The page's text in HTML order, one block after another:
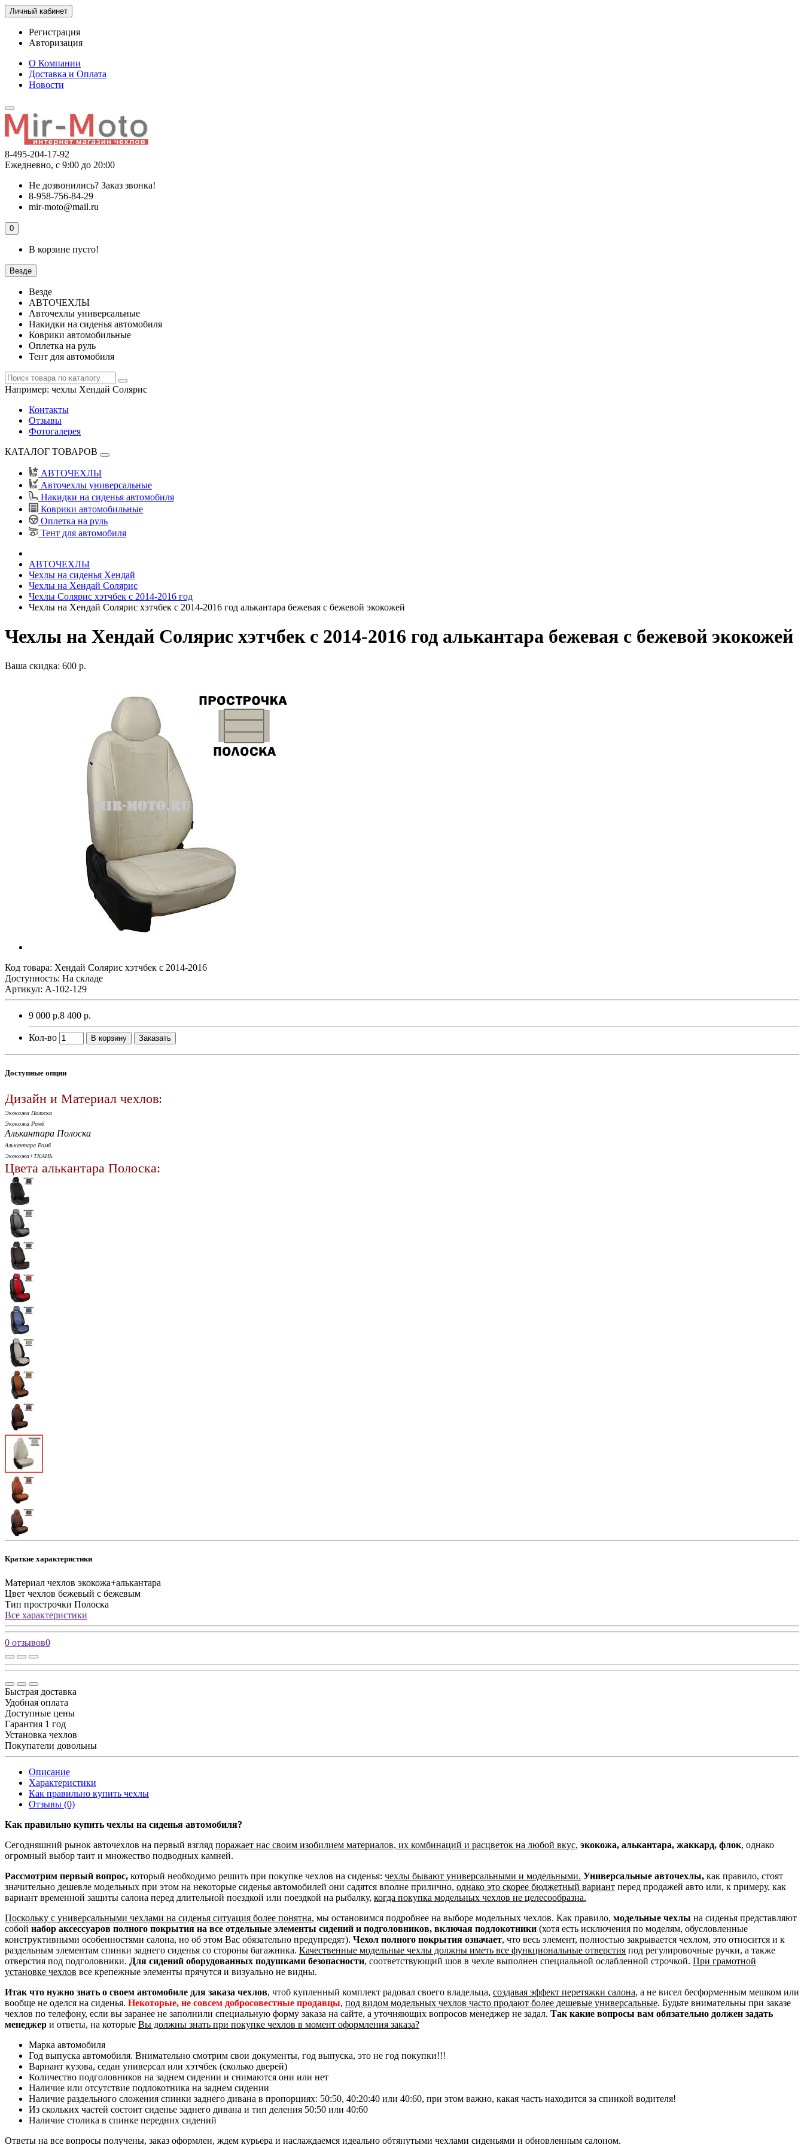
Личный кабинет
Регистрация
Авторизация
О Компании
Доставка и Оплата
Новости
8-495-204-17-92
Ежедневно, с 9:00 до 20:00
Не дозвонились? Заказ звонка!
8-958-756-84-29
mir-moto@mail.ru
0
В корзине пусто!
Везде
Везде
АВТОЧЕХЛЫ
Авточехлы универсальные
Накидки на сиденья автомобиля
Коврики автомобильные
Оплетка на руль
Тент для автомобиля
Например: чехлы Хендай Солярис
Контакты
Отзывы
Фотогалерея
КАТАЛОГ ТОВАРОВ
АВТОЧЕХЛЫ
Авточехлы универсальные
Накидки на сиденья автомобиля
Коврики автомобильные
Оплетка на руль
Тент для автомобиля
АВТОЧЕХЛЫ
Чехлы на сиденья Хендай
Чехлы на Хендай Солярис
Чехлы Солярис хэтчбек с 2014-2016 год
Чехлы на Хендай Солярис хэтчбек с 2014-2016 год алькантара бежевая с бежевой экокожей
Чехлы на Хендай Солярис хэтчбек с 2014-2016 год алькантара бежевая с бежевой экокожей
Ваша скидка: 600 р.
Код товара: Хендай Солярис хэтчбек с 2014-2016
Доступность: На складе
Артикул: A-102-129
9 000 р.8 400 р.
Кол-во В корзину Заказать
Доступные опции
Дизайн и Материал чехлов:
Экокожа Полоска
Экокожа Ромб
Алькантара Полоска
Алькантара Ромб
Экокожа+ТКАНЬ
Цвета алькантара Полоска:
Краткие характеристики
Материал чехлов экокожа+алькантара
Цвет чехлов бежевый с бежевым
Тип прострочки Полоска
Все характеристики
0 отзывов0
Быстрая доставка
Удобная оплата
Доступные цены
Гарантия 1 год
Установка чехлов
Покупатели довольны
Описание
Характеристики
Как правильно купить чехлы
Отзывы (0)
Как правильно купить чехлы на сиденья автомобиля?
Сегодняшний рынок авточехлов на первый взгляд поражает нас своим изобилием материалов, их комбинаций и расцветок на любой вкус, экокожа, алькантара, жаккард, флок, однако
огромный выбор таит и множество подводных камней.
Рассмотрим первый вопрос, который необходимо решить при покупке чехлов на сиденья: чехлы бывают универсальными и модельными. Универсальные авточехлы, как правило, стоят
значительно дешевле модельных при этом на некоторые сиденья автомобилей они садятся вполне прилично, однако это скорее бюджетный вариант перед продажей авто или, к примеру, как
вариант временной защиты салона перед длительной поездкой или поездкой на рыбалку, когда покупка модельных чехлов не целесообразна.
Поскольку с универсальными чехлами на сиденья ситуация более понятна, мы остановимся подробнее на выборе модельных чехлов. Как правило, модельные чехлы на сиденья представляют
собой набор аксессуаров полного покрытия на все отдельные элементы сидений и подголовников, включая подлокотники (хотя есть исключения по моделям, обусловленные
конструктивными особенностями салона, но об этом Вас обязательно предупредят). Чехол полного покрытия означает, что весь элемент, полностью закрывается чехлом, это относится и к
раздельным элементам спинки заднего сиденья со стороны багажника. Качественные модельные чехлы должны иметь все функциональные отверстия под регулировочные ручки, а также
отверстия под подголовники. Для сидений оборудованных подушками безопасности, соответствующий шов в чехле выполнен специальной ослабленной строчкой. При грамотной
установке чехлов все крепежные элементы прячутся и визуально не видны.
Итак что нужно знать о своем автомобиле для заказа чехлов, чтоб купленный комплект радовал своего владельца, создавая эффект перетяжки салона, а не висел бесформенным мешком или
вообще не оделся на сиденья. Некоторые, не совсем добросовестные продавцы, под видом модельных чехлов часто продают более дешевые универсальные. Будьте внимательны при заказе
чехлов по телефону, если вы заранее не заполнили специальную форму заказа на сайте, а уточняющих вопросов менеджер не задал. Так какие вопросы вам обязательно должен задать
менеджер и ответы, на которые Вы должны знать при покупке чехлов в момент оформления заказа?
Марка автомобиля
Год выпуска автомобиля. Внимательно смотрим свои документы, год выпуска, это не год покупки!!!
Вариант кузова, седан универсал или хэтчбек (сколько дверей)
Количество подголовников на заднем сидении и снимаются они или нет
Наличие или отсутствие подлокотника на заднем сидении
Наличие раздельного сложения спинки заднего дивана в пропорциях: 50:50, 40:20:40 или 40:60, при этом важно, какая часть находится за спинкой водителя!
Из скольких частей состоит сиденье заднего дивана и тип деления 50:50 или 40:60
Наличие столика в спинке передних сидений
Ответы на все вопросы получены, заказ оформлен, ждем курьера и наслаждаемся идеально обтянутыми чехлами сиденьями и обновленным салоном.